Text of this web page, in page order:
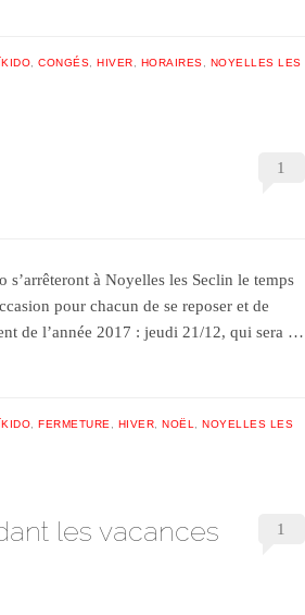
CONGÉS HIVER HORAIRES NOYELLES LES
1
s’arrêteront à Noyelles les Seclin le temps
pour chacun de se reposer et de
de l’année 2017 : jeudi 21/12, qui sera …
FERMETURE HIVER NOËL NOYELLES LES
les vacances
1